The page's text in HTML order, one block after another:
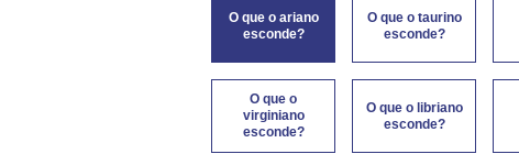
O que o ariano
esconde?
O que o taurino
esconde?
O que o
virginiano
esconde?
O que o libriano
esconde?